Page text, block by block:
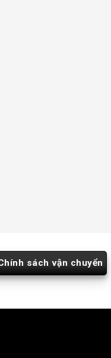
sách vận chuyển